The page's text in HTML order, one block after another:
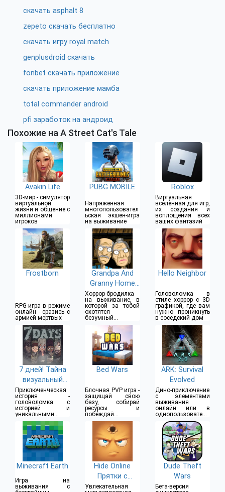
скачать asphalt 8
zepeto скачать бесплатно
скачать игру royal match
genplusdroid скачать
fonbet скачать приложение
скачать приложение мамба
total commander android
pfi заработок на андроид
Похожие на A Street Cat's Tale
Avakin Life
3D-мир - симулятор
виртуальной
жизни и общение с
миллионами
игроков
PUBG MOBILE
Напряженная
многопользовател
ьская экшен-игра
на выживание
Roblox
Виртуальная
вселенная для игр,
их создания и
воплощения всех
ваших фантазий
Frostborn
RPG-игра в режиме
онлайн - сразись с
армией мертвых
Grandpa And
Granny Home
Escape
Хоррор-бродилка
на выживание, в
которой за тобой
охотятся
безумный
дедушка и
страшная бабушка
Hello Neighbor
Головоломка в
стиле хоррор с 3D
графикой, где вам
нужно проникнуть
в соседский дом
7 дней! Тайна
визуальный
роман
Приключенческая
история -
головоломка с
историей и
уникальными
иллюстрациями
Bed Wars
Блочная PVP игра -
защищай свою
базу, собирай
ресурсы и
побеждай
противников
ARK: Survival
Evolved
Дино-приключение
с элементами
выживания
онлайн или в
однопользователь
ском режиме
Minecraft Earth
Игра на
выживания с
Hide Online
Прятки с
Друзьями
Увлекательная
Dude Theft
Wars
Бета-версия